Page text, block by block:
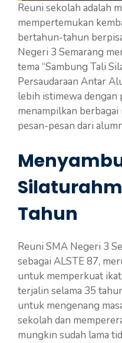
Reuni sekolah adalah
mempertemukan
bertahun-tahun
Negeri 3 Semarang
tema “Sambung Tali
Persaudaraan Antar
lebih istimewa
menampilkan
pesan-pesan dari
Tahun
Reuni SMA Negeri 3
sebagai ALSTE 87,
untuk memperkuat
terjalin selama 35
untuk mengenang
sekolah dan
mungkin sudah lama